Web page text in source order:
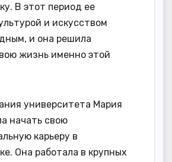
В этот период ее
и искусством
и она решила
жизнь именно этой
университета Мария
начать свою
карьеру в
Она работала в крупных